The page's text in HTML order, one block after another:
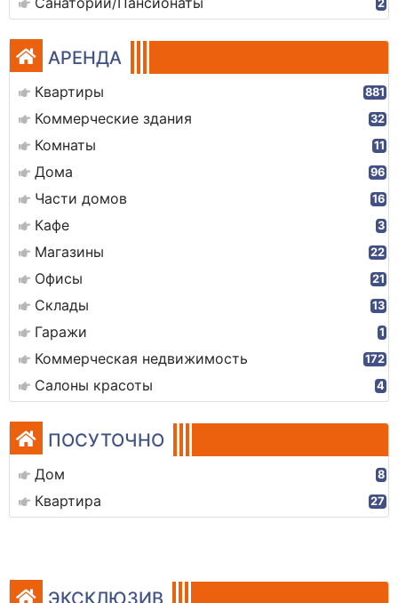
2
АРЕНДА
Квартиры 881
Коммерческие здания 32
Комнаты 11
Дома 96
Части домов 16
Кафе 3
Магазины 22
Офисы 21
Склады 13
Гаражи 1
Коммерческая недвижимость 172
Салоны красоты 4
ПОСУТОЧНО
Дом 8
Квартира 27
ЭКСКЛЮЗИВ